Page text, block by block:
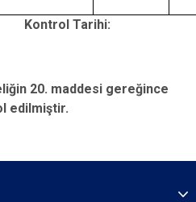
Tarihi:
20. maddesi gereğince
edilmiştir.